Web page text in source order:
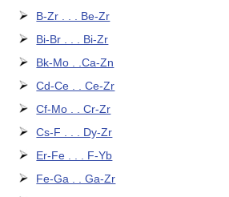
B-Zr . . . Be-Zr
Bi-Br . . . Bi-Zr
Bk-Mo . .Ca-Zn
Cd-Ce . . Ce-Zr
Cf-Mo . . Cr-Zr
Cs-F . . . Dy-Zr
Er-Fe . . . F-Yb
Fe-Ga . . Ga-Zr